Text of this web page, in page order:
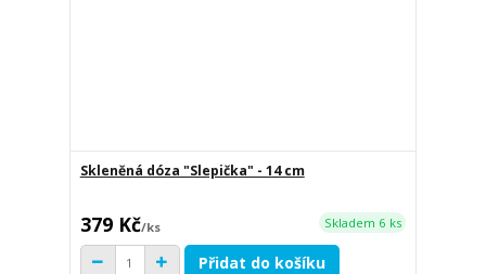
Skleněná dóza "Slepička" - 14 cm
379 Kč/ks Skladem 6 ks
Přidat do košíku